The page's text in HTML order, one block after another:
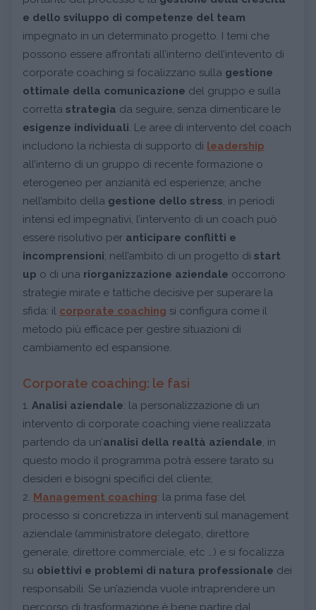
e dello sviluppo di competenze del team
impegnato in un determinato progetto. I temi che
possono essere affrontati all’interno dell’intevento di
corporate coaching si focalizzano sulla gestione
ottimale della comunicazione del gruppo e sulla
corretta strategia da seguire, senza dimenticare le
esigenze individuali. Le aree di intervento del coach
includono la richiesta di supporto di leadership
all’interno di un gruppo di recente formazione o
eterogeneo per anzianità ed esperienze; anche
nell’ambito della gestione dello stress, in periodi
intensi ed impegnativi, l’intervento di un coach può
essere risolutivo per anticipare conflitti e
incomprensioni; nell’ambito di un progetto di start
up o di una riorganizzazione aziendale occorrono
strategie mirate e tattiche decisive per superare la
sfida: il corporate coaching si configura come il
metodo più efficace per gestire situazioni di
cambiamento ed espansione.
Corporate coaching: le fasi
1. Analisi aziendale: la personalizzazione di un
intervento di corporate coaching viene realizzata
partendo da un’analisi della realtà aziendale, in
questo modo il programma potrà essere tarato su
desideri e bisogni specifici del cliente;
2. Management coaching: la prima fase del
processo si concretizza in interventi sul management
aziendale (amministratore delegato, direttore
generale, direttore commerciale, etc …) e si focalizza
su obiettivi e problemi di natura professionale dei
responsabili. Se un’azienda vuole intraprendere un
percorso di trasformazione è bene partire dal